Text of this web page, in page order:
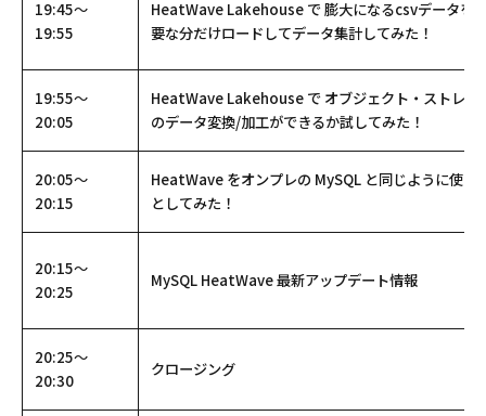
19:45～
19:55
HeatWave Lakehouse で 膨大になるcsvデータを
要な分だけロードしてデータ集計してみた！
19:55～
20:05
HeatWave Lakehouse で オブジェクト・ストレー
のデータ変換/加工ができるか試してみた！
20:05～
20:15
HeatWave をオンプレの MySQL と同じように使お
としてみた！
20:15～
20:25
MySQL HeatWave 最新アップデート情報
20:25～
20:30
クロージング